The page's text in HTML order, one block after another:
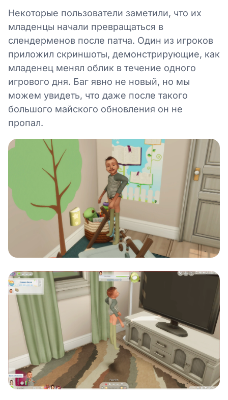
Некоторые пользователи заметили, что их
младенцы начали превращаться в
слендерменов после патча. Один из игроков
приложил скриншоты, демонстрирующие, как
младенец менял облик в течение одного
игрового дня. Баг явно не новый, но мы
можем увидеть, что даже после такого
большого майского обновления он не
пропал.